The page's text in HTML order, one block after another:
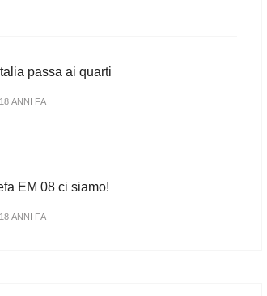
passa ai quarti
18 ANNI FA
EM 08 ci siamo!
18 ANNI FA